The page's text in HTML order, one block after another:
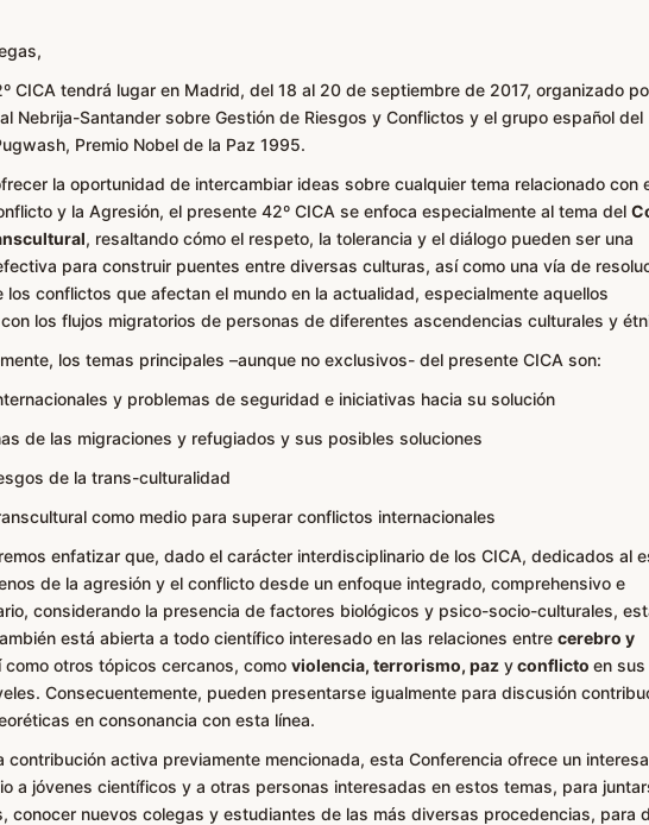
CICA tendrá lugar en Madrid, del 18 al 20 de septiembre de 2017, organizado
Nebrija-Santander sobre Gestión de Riesgos y Conflictos y el grupo español del
Premio Nobel de la Paz 1995.
la oportunidad de intercambiar ideas sobre cualquier tema relacionado con
y la Agresión, el presente 42º CICA se enfoca especialmente al tema del
, resaltando cómo el respeto, la tolerancia y el diálogo pueden ser una
para construir puentes entre diversas culturas, así como una vía de
los conflictos que afectan el mundo en la actualidad, especialmente aquellos
los flujos migratorios de personas de diferentes ascendencias culturales y
los temas principales –aunque no exclusivos- del presente CICA son:
y problemas de seguridad e iniciativas hacia su solución
de las migraciones y refugiados y sus posibles soluciones
de la trans-culturalidad
como medio para superar conflictos internacionales
enfatizar que, dado el carácter interdisciplinario de los CICA, dedicados al
de la agresión y el conflicto desde un enfoque integrado, comprehensivo e
considerando la presencia de factores biológicos y psico-socio-culturales,
está abierta a todo científico interesado en las relaciones entre cerebro y
como otros tópicos cercanos, como violencia, terrorismo, paz yconflicto en sus
Consecuentemente, pueden presentarse igualmente para discusión
en consonancia con esta línea.
contribución activa previamente mencionada, esta Conferencia ofrece un
a jóvenes científicos y a otras personas interesadas en estos temas, para
conocer nuevos colegas y estudiantes de las más diversas procedencias, para